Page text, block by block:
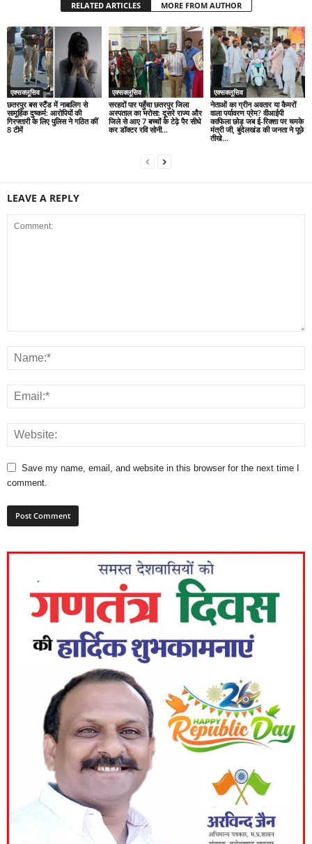
RELATED ARTICLES MORE FROM AUTHOR
एक्सक्लूसिव
छतरपुर बस स्टैंड में नाबालिग से
सामूहिक दुष्कर्म: आरोपियों की
गिरफ्तारी के लिए पुलिस ने गठित कीं
8 टीमें
एक्सक्लूसिव
सरहदों पार पहुँचा छतरपुर जिला
अस्पताल का भरोसा: दूसरे राज्य और
जिले से आए 7 बच्चों के टेढ़े पैर सीधे
कर डॉक्टर रवि सोनी...
एक्सक्लूसिव
नेताओं का ग्रीन अवतार या कैमरों
वाला पर्यावरण प्रेम? वीआईपी
काफिला छोड़ जब ई-रिक्शा पर चमके
मंत्री जी, बुंदेलखंड की जनता ने पूछे
तीखे...
LEAVE A REPLY
Save my name, email, and website in this browser for the next time I
comment.